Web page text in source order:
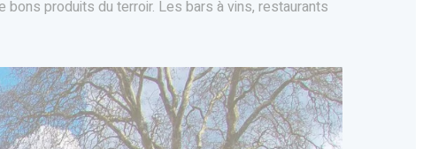
produits du terroir. Les bars à vins, restaurants